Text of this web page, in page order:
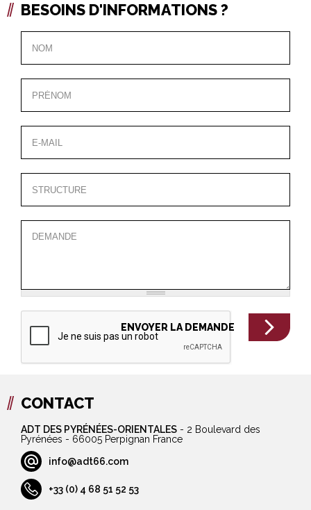
BESOINS D'INFORMATIONS ?
CONTACT
ADT DES PYRÉNÉES-ORIENTALES - 2 Boulevard des
Pyrénées - 66005 Perpignan France
info@adt66.com
+33 (0) 4 68 51 52 53